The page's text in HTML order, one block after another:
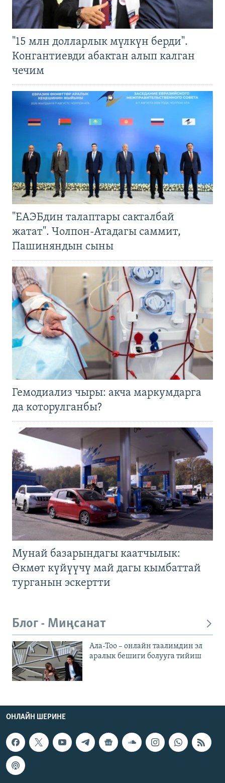
"15 млн долларлык мүлкүн берди".
Конгантиевди абактан алып калган
чечим
"ЕАЭБдин талаптары сакталбай
жатат". Чолпон-Атадагы саммит,
Пашиняндын сыны
Гемодиализ чыры: акча маркумдарга
да которулганбы?
Мунай базарындагы каатчылык:
Өкмөт күйүүчү май дагы кымбаттай
турганын эскертти
Блог - Миңсанат
Ала-Тоо – онлайн таалимдин эл
аралык бешиги болууга тийиш
ОНЛАЙН ШЕРИНЕ